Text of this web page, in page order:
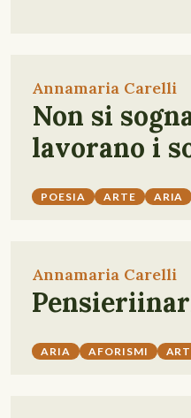
Annamaria Carelli
Non si
lavorano i
POESIA ARTE ARIA
Annamaria Carelli
ARIA AFORISMI